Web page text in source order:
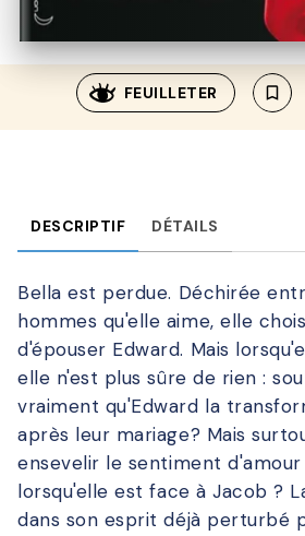
FEUILLETER bookmark_border
DESCRIPTIF DÉTAILS
Bella est perdue. Déchirée
hommes qu'elle aime, elle
d'épouser Edward. Mais
elle n'est plus sûre de rien :
vraiment qu'Edward la
après leur mariage? Mais
ensevelir le sentiment
lorsqu'elle est face à Jacob ?
dans son esprit déjà perturbé